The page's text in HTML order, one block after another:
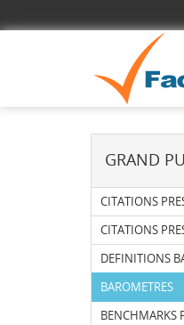
GRAND
CITATIONS
CITATIONS
DEFINITIONS
BAROMETRES
BENCHMARKS